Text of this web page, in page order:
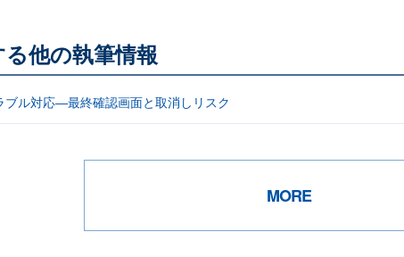
他の執筆情報
ブル対応―最終確認画面と取消しリスク
MORE